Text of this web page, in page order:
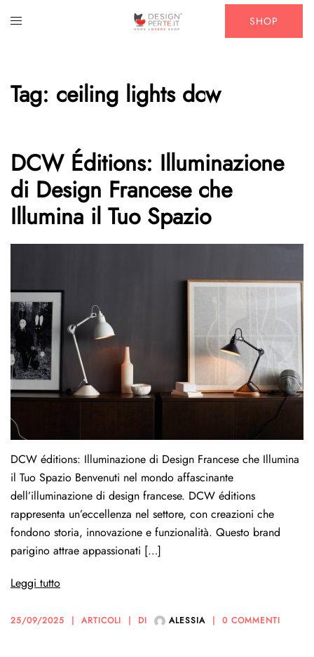
Mostra/Nascondi
SHOP
Tag: ceiling lights dcw
DCW Éditions: Illuminazione
di Design Francese che
Illumina il Tuo Spazio
DCW éditions: Illuminazione di Design Francese che Illumina
il Tuo Spazio Benvenuti nel mondo affascinante
dell’illuminazione di design francese. DCW éditions
rappresenta un’eccellenza nel settore, con creazioni che
fondono storia, innovazione e funzionalità. Questo brand
parigino attrae appassionati […]
Leggi tutto
25/09/2025 ARTICOLI DI ALESSIA 0 COMMENTI